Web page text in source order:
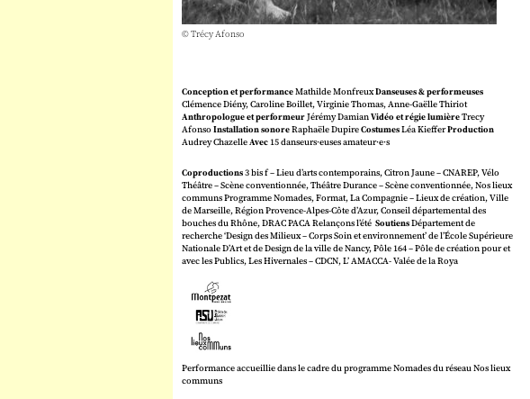
© Trécy Afonso
Conception et performanceMathilde MonfreuxDanseuses & performeuses
Clémence Diény, Caroline Boillet, Virginie Thomas, Anne-Gaëlle Thiriot
Anthropologueet performeurJérémy DamianVidéo et régie lumièreTrecy
AfonsoInstallation sonoreRaphaële DupireCostumesLéa KiefferProduction
Audrey ChazelleAvec15 danseurs·euses amateur·e·s
Coproductions3 bis f – Lieu d’arts contemporains, Citron Jaune – CNAREP, Vélo
Théâtre – Scène conventionnée, Théâtre Durance – Scène conventionnée, Nos lieux
communs Programme Nomades, Format, La Compagnie – Lieux de création, Ville
de Marseille, Région Provence-Alpes-Côte d’Azur, Conseil départemental des
bouches du Rhône, DRAC PACA Relançons l’été SoutiensDépartement de
recherche ‘Design des Milieux – Corps Soin et environnement’ de l’École Supérieure
Nationale D’Art et de Design de la ville de Nancy, Pôle 164 – Pôle de création pour et
avec les Publics, Les Hivernales – CDCN, L’ AMACCA- Valée de la Roya
Performance accueillie dans le cadre du programme Nomades du réseau Nos lieux
communs